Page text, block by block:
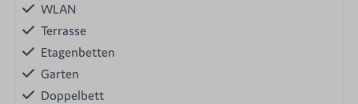
WLAN
Terrasse
Etagenbetten
Garten
Doppelbett